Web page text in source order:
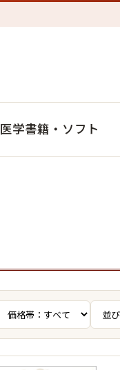
医学書籍・ソフト